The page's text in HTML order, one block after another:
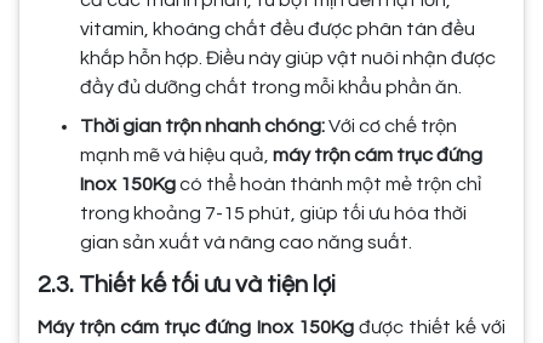
vitamin, khoáng chất đều được phân tán đều
khắp hỗn hợp. Điều này giúp vật nuôi nhận được
đầy đủ dưỡng chất trong mỗi khẩu phần ăn.
Thời gian trộn nhanh chóng:Với cơ chế trộn
mạnh mẽ và hiệu quả, máy trộn cám trục đứng
Inox 150Kgcó thể hoàn thành một mẻ trộn chỉ
trong khoảng 7-15 phút, giúp tối ưu hóa thời
gian sản xuất và nâng cao năng suất.
2.3. Thiết kế tối ưu và tiện lợi
Máy trộn cám trục đứng Inox 150Kg được thiết kế với